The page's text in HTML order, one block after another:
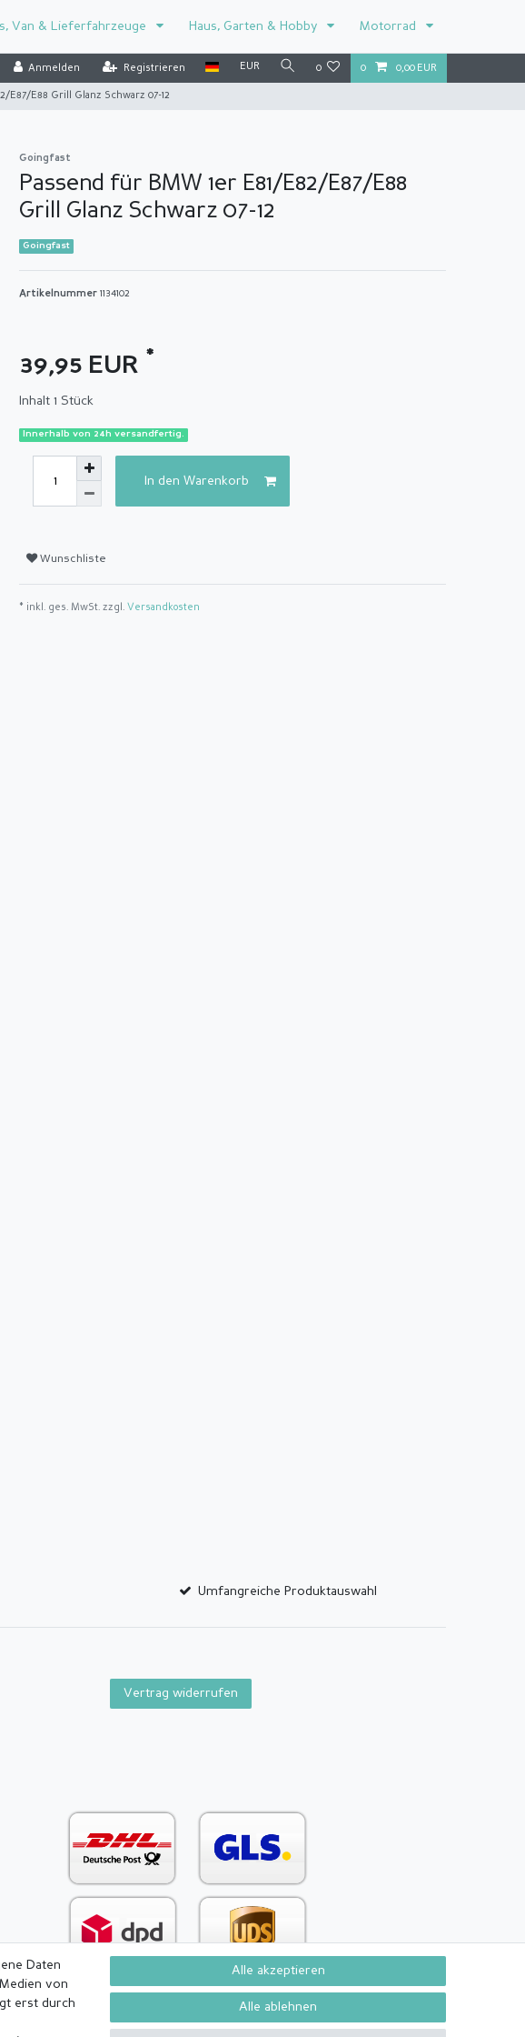
Van & Lieferfahrzeuge Haus, Garten & Hobby Motorrad
Anmelden Registrieren EUR 0 0 0,00 EUR
E87/E88 Grill Glanz Schwarz 07-12
Goingfast
Passend für BMW 1er E81/E82/E87/E88
Grill Glanz Schwarz 07-12
Goingfast
Artikelnummer 1134102
39,95 EUR *
Inhalt 1 Stück
Innerhalb von 24h versandfertig.
In den Warenkorb
Wunschliste
* inkl. ges. MwSt. zzgl. Versandkosten
Umfangreiche Produktauswahl
Vertrag widerrufen
Daten
von
erst durch
Alle akzeptieren
Alle ablehnen